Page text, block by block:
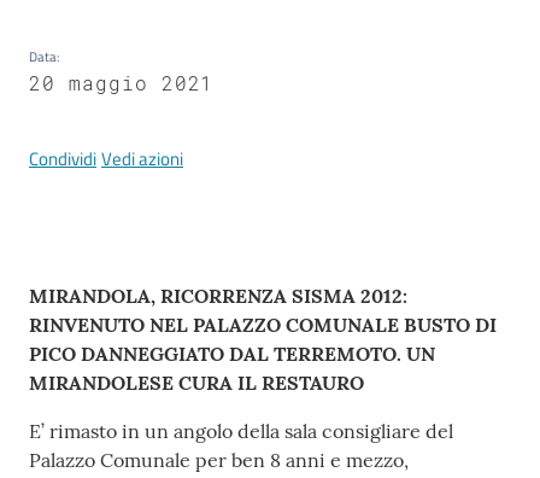
a
R
a
l
a
Tutti
argomenti
Data:
20 maggio 2021
CondividiVedi azioni
Contenuto
MIRANDOLA, RICORRENZA SISMA 2012:
RINVENUTO NEL PALAZZO COMUNALE BUSTO DI
PICO DANNEGGIATO DAL TERREMOTO. UN
MIRANDOLESE CURA IL RESTAURO
E’ rimasto in un angolo della sala consigliare del
Palazzo Comunale per ben 8 anni e mezzo,